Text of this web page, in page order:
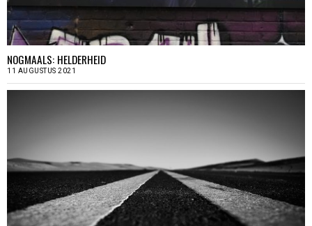
NOGMAALS: HELDERHEID
11 AUGUSTUS 2021